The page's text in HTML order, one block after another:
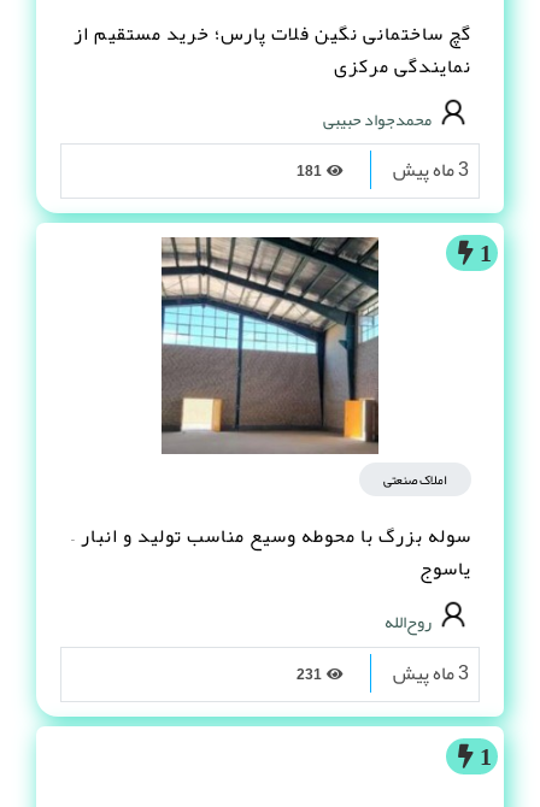
گچ ساختمانی نگین فلات پارس؛ خرید مستقیم از
نمایندگی مرکزی
محمدجواد حبیبی
3 ماه پیش
1
املاک صنعتی
سوله بزرگ با محوطه وسیع مناسب تولید و انبار –
یاسوج
روح‌الله
3 ماه پیش
1